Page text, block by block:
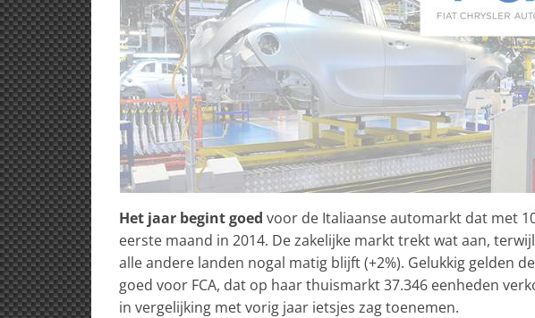
Het jaar begint goed voor de Italiaanse automarkt dat met
eerste maand in 2014. De zakelijke markt trekt wat aan,
alle andere landen nogal matig blijft (+2%). Gelukkig gelden
goed voor FCA, dat op haar thuismarkt 37.346 eenheden
in vergelijking met vorig jaar ietsjes zag toenemen.